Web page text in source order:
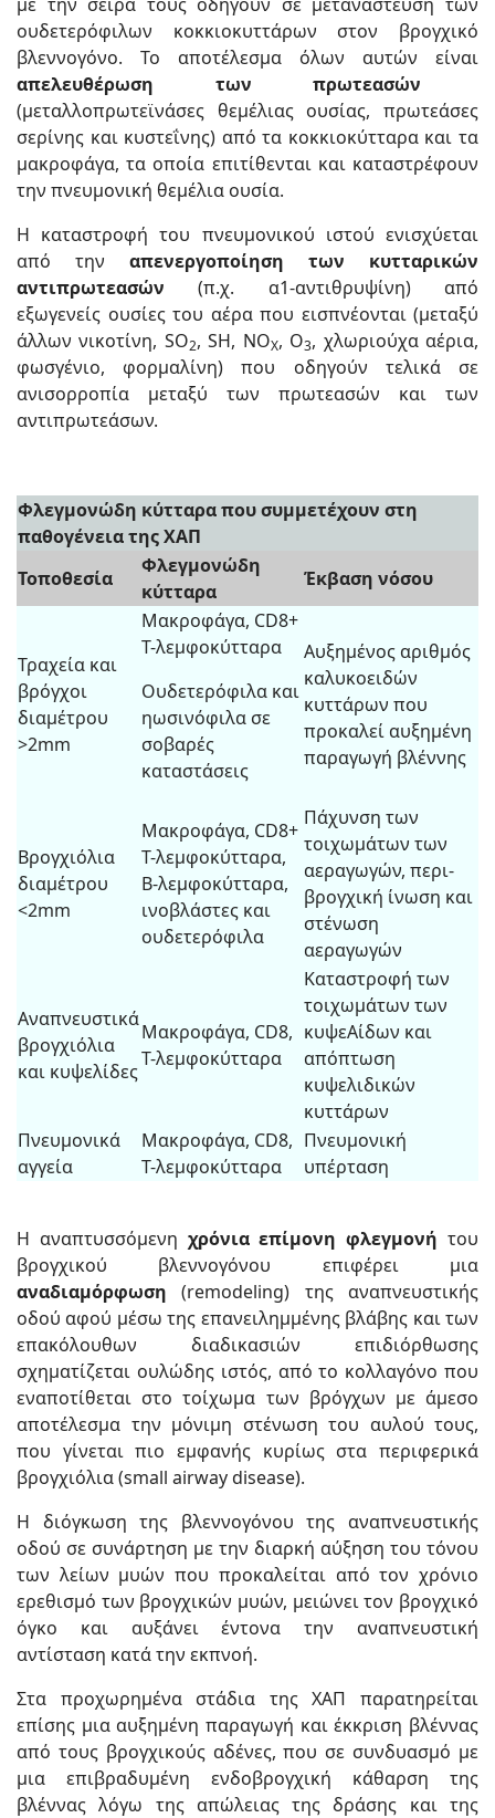
ουδετερόφιλων κοκκιοκυττάρων στον βρογχικό
βλεννογόνο. Το αποτέλεσμα όλων αυτών είναι
απελευθέρωση των πρωτεασών
(μεταλλοπρωτεϊνάσες θεμέλιας ουσίας, πρωτεάσες
σερίνης και κυστεΐνης) από τα κοκκιοκύτταρα και τα
μακροφάγα, τα οποία επιτίθενται και καταστρέφουν
την πνευμονική θεμέλια ουσία.
Η καταστροφή του πνευμονικού ιστού ενισχύεται
από την απενεργοποίηση των κυτταρικών
αντιπρωτεασών (π.χ. α1-αντιθρυψίνη) από
εξωγενείς ουσίες του αέρα που εισπνέονται (μεταξύ
άλλων νικοτίνη, SO2, SH, NOX, O3, χλωριούχα αέρια,
φωσγένιο, φορμαλίνη) που οδηγούν τελικά σε
ανισορροπία μεταξύ των πρωτεασών και των
αντιπρωτεάσων.
Φλεγμονώδη κύτταρα που συμμετέχουν στη
παθογένεια της ΧΑΠ
Τοποθεσία
Φλεγμονώδη
κύτταρα
Έκβαση νόσου
Τραχεία και
βρόγχοι
διαμέτρου
>2mm
Μακροφάγα, CD8+
Τ-λεμφοκύτταρα
Ουδετερόφιλα και
ηωσινόφιλα σε
σοβαρές
καταστάσεις
Αυξημένος αριθμός
καλυκοειδών
κυττάρων που
προκαλεί αυξημένη
παραγωγή βλέννης
Βρογχιόλια
διαμέτρου
<2mm
Μακροφάγα, CD8+
Τ-λεμφοκύτταρα,
Β-λεμφοκύτταρα,
ινοβλάστες και
ουδετερόφιλα
Πάχυνση των
τοιχωμάτων των
αεραγωγών, περι-
βρογχική ίνωση και
στένωση
αεραγωγών
Αναπνευστικά
βρογχιόλια
και κυψελίδες
Μακροφάγα, CD8,
Τ-λεμφοκύτταρα
Καταστροφή των
τοιχωμάτων των
κυψεΑίδων και
απόπτωση
κυψελιδικών
κυττάρων
Πνευμονικά
αγγεία
Μακροφάγα, CD8,
Τ-λεμφοκύτταρα
Πνευμονική
υπέρταση
Η αναπτυσσόμενη χρόνια επίμονη φλεγμονή του
βρογχικού βλεννογόνου επιφέρει μια
αναδιαμόρφωση (remodeling) της αναπνευστικής
οδού αφού μέσω της επανειλημμένης βλάβης και των
επακόλουθων διαδικασιών επιδιόρθωσης
σχηματίζεται ουλώδης ιστός, από το κολλαγόνο που
εναποτίθεται στο τοίχωμα των βρόγχων με άμεσο
αποτέλεσμα την μόνιμη στένωση του αυλού τους,
που γίνεται πιο εμφανής κυρίως στα περιφερικά
βρογχιόλια (small airway disease).
Η διόγκωση της βλεννογόνου της αναπνευστικής
οδού σε συνάρτηση με την διαρκή αύξηση του τόνου
των λείων μυών που προκαλείται από τον χρόνιο
ερεθισμό των βρογχικών μυών, μειώνει τον βρογχικό
όγκο και αυξάνει έντονα την αναπνευστική
αντίσταση κατά την εκπνοή.
Στα προχωρημένα στάδια της ΧΑΠ παρατηρείται
επίσης μια αυξημένη παραγωγή και έκκριση βλέννας
από τους βρογχικούς αδένες, που σε συνδυασμό με
μια επιβραδυμένη ενδοβρογχική κάθαρση της
βλέννας λόγω της απώλειας της δράσης και της